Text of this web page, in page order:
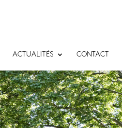
ACTUALITÉS CONTACT